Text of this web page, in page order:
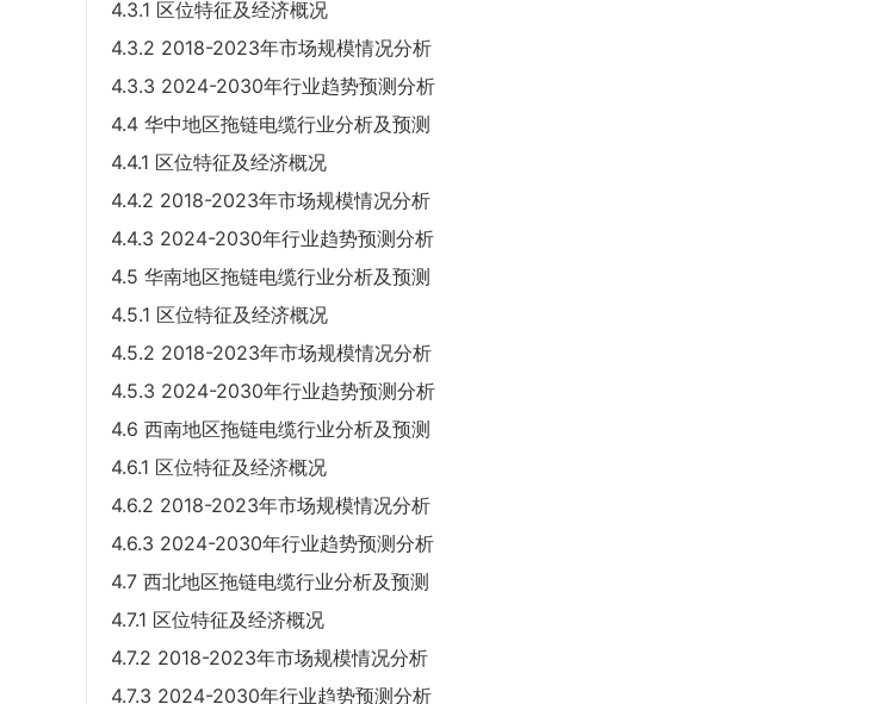
4.3.1 区位特征及经济概况
4.3.2 2018-2023年市场规模情况分析
4.3.3 2024-2030年行业趋势预测分析
4.4 华中地区拖链电缆行业分析及预测
4.4.1 区位特征及经济概况
4.4.2 2018-2023年市场规模情况分析
4.4.3 2024-2030年行业趋势预测分析
4.5 华南地区拖链电缆行业分析及预测
4.5.1 区位特征及经济概况
4.5.2 2018-2023年市场规模情况分析
4.5.3 2024-2030年行业趋势预测分析
4.6 西南地区拖链电缆行业分析及预测
4.6.1 区位特征及经济概况
4.6.2 2018-2023年市场规模情况分析
4.6.3 2024-2030年行业趋势预测分析
4.7 西北地区拖链电缆行业分析及预测
4.7.1 区位特征及经济概况
4.7.2 2018-2023年市场规模情况分析
4.7.3 2024-2030年行业趋势预测分析